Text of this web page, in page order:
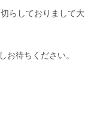
らしておりまして大
お待ちください。